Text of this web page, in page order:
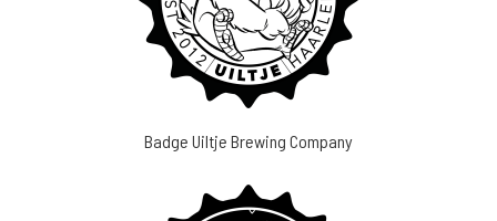
Badge Uiltje Brewing Company